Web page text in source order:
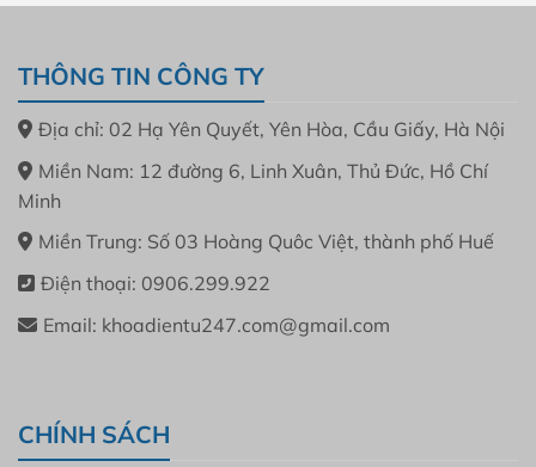
THÔNG TIN CÔNG TY
Địa chỉ: 02 Hạ Yên Quyết, Yên Hòa, Cầu Giấy, Hà Nội
Miền Nam: 12 đường 6, Linh Xuân, Thủ Đức, Hồ Chí
Minh
Miền Trung: Số 03 Hoàng Quôc Việt, thành phố Huế
Điện thoại: 0906.299.922
Email: khoadientu247.com@gmail.com
CHÍNH SÁCH